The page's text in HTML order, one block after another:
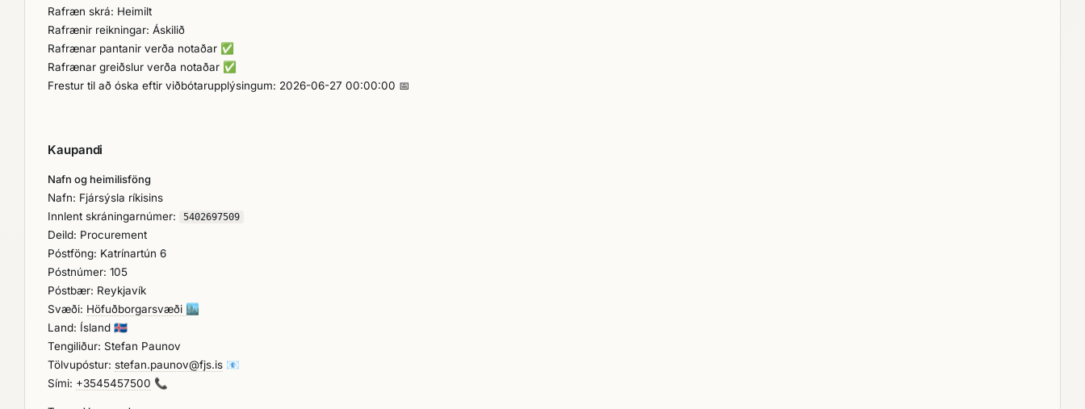
Rafræn skrá: Heimilt
Rafrænir reikningar: Áskilið
Rafrænar pantanir verða notaðar ✅
Rafrænar greiðslur verða notaðar ✅
Frestur til að óska eftir viðbótarupplýsingum: 2026-06-27 00:00:00 📅
Kaupandi
Nafn og heimilisföng
Nafn: Fjársýsla ríkisins
Innlent skráningarnúmer:
5402697509
Deild: Procurement
Póstföng: Katrínartún 6
Póstnúmer: 105
Póstbær: Reykjavík
Svæði: Höfuðborgarsvæði 🏙️
Land: Ísland 🇮🇸
Tengiliður: Stefan Paunov
Tölvupóstur: stefan.paunov@fjs.is 📧
Sími: +3545457500 📞